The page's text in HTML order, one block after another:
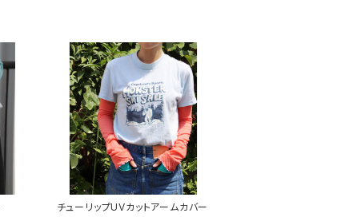
チューリップUVカットアームカバー